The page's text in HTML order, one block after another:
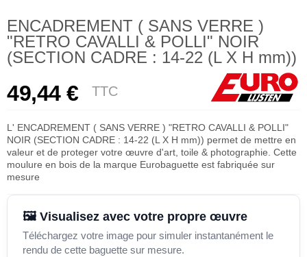
ENCADREMENT ( SANS VERRE )
"RETRO CAVALLI & POLLI" NOIR
(SECTION CADRE : 14-22 (L X H mm))
49,44 € TTC
L' ENCADREMENT ( SANS VERRE ) "RETRO CAVALLI & POLLI"
NOIR (SECTION CADRE : 14-22 (L X H mm)) permet de mettre en
valeur et de proteger votre œuvre d'art, toile & photographie. Cette
moulure en bois de la marque Eurobaguette est fabriquée sur
mesure
🖼️ Visualisez avec votre propre œuvre
Téléchargez votre image pour simuler instantanément le
rendu de cette baguette sur mesure.